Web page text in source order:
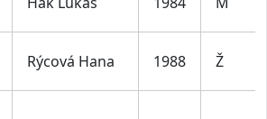
Rýcová Hana 1988 Ž